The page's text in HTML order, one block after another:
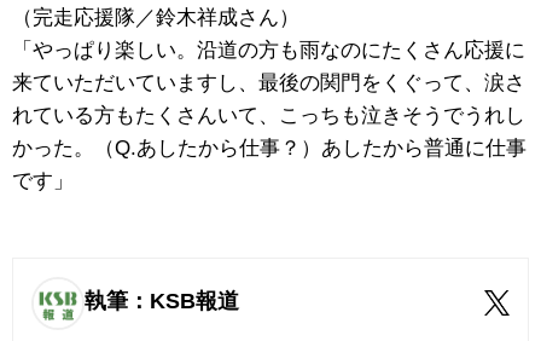
（完走応援隊／鈴木祥成さん）
「やっぱり楽しい。沿道の方も雨なのにたくさん応援に
来ていただいていますし、最後の関門をくぐって、涙さ
れている方もたくさんいて、こっちも泣きそうでうれし
かった。（Q.あしたから仕事？）あしたから普通に仕事
です」
執筆：KSB報道